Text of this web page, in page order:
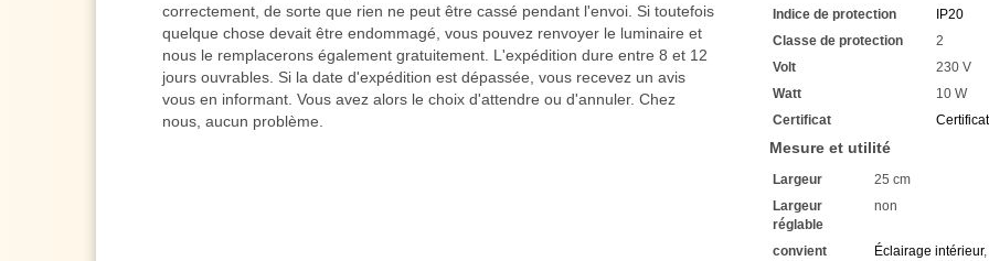
correctement, de sorte que rien ne peut être cassé pendant l'envoi. Si toutefois
quelque chose devait être endommagé, vous pouvez renvoyer le luminaire et
nous le remplacerons également gratuitement. L'expédition dure entre 8 et 12
jours ouvrables. Si la date d'expédition est dépassée, vous recevez un avis
vous en informant. Vous avez alors le choix d'attendre ou d'annuler. Chez
nous, aucun problème.
Indice de protection
IP20
Classe de protection
2
Volt
230 V
Watt
10 W
Certificat
Mesure et utilité
Largeur
25 cm
Largeur
réglable
non
convient
Éclairage intérieur,